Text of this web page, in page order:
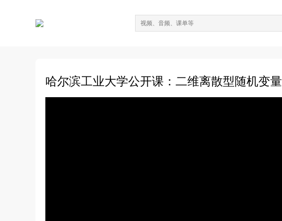
哈尔滨工业大学公开课：二维离散型随机变量